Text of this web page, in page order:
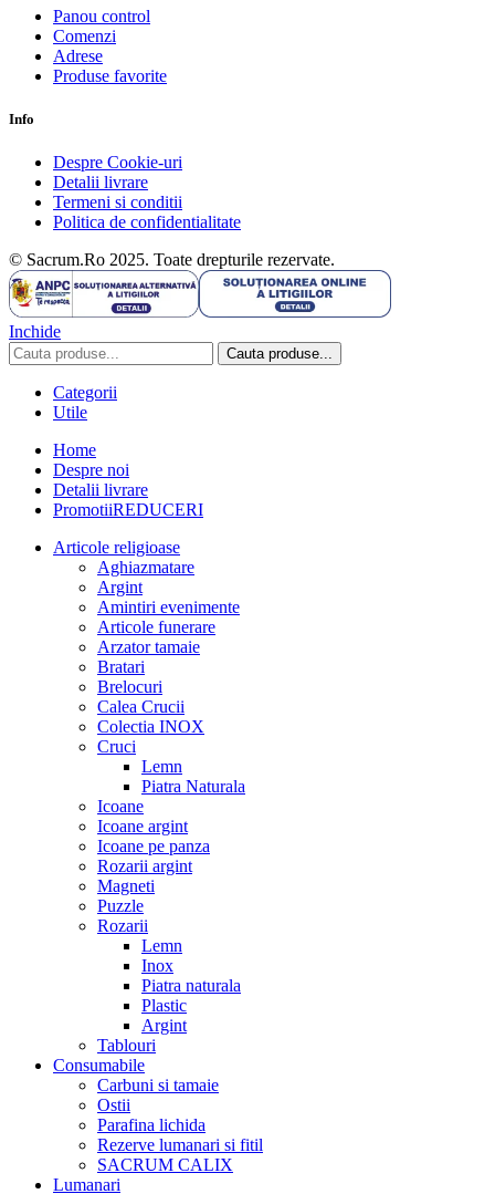
Panou control
Comenzi
Adrese
Produse favorite
Info
Despre Cookie-uri
Detalii livrare
Termeni si conditii
Politica de confidentialitate
© Sacrum.Ro 2025. Toate drepturile rezervate.
Inchide
Cauta produse...
Categorii
Utile
Home
Despre noi
Detalii livrare
PromotiiREDUCERI
Articole religioase
Aghiazmatare
Argint
Amintiri evenimente
Articole funerare
Arzator tamaie
Bratari
Brelocuri
Calea Crucii
Colectia INOX
Cruci
Lemn
Piatra Naturala
Icoane
Icoane argint
Icoane pe panza
Rozarii argint
Magneti
Puzzle
Rozarii
Lemn
Inox
Piatra naturala
Plastic
Argint
Tablouri
Consumabile
Carbuni si tamaie
Ostii
Parafina lichida
Rezerve lumanari si fitil
SACRUM CALIX
Lumanari